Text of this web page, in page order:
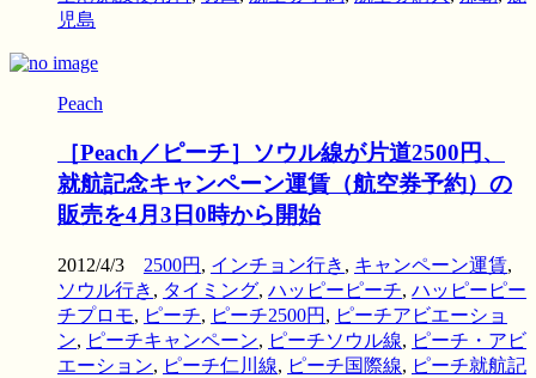
児島
Peach
［Peach／ピーチ］ソウル線が片道2500円、
就航記念キャンペーン運賃（航空券予約）の
販売を4月3日0時から開始
2012/4/3 2500円 , インチョン行き , キャンペーン運賃,
ソウル行き , タイミング, ハッピーピーチ, ハッピーピー
チプロモ, ピーチ, ピーチ2500円 , ピーチアビエーショ
ン, ピーチキャンペーン, ピーチソウル線, ピーチ・アビ
エーション, ピーチ仁川線, ピーチ国際線, ピーチ就航記